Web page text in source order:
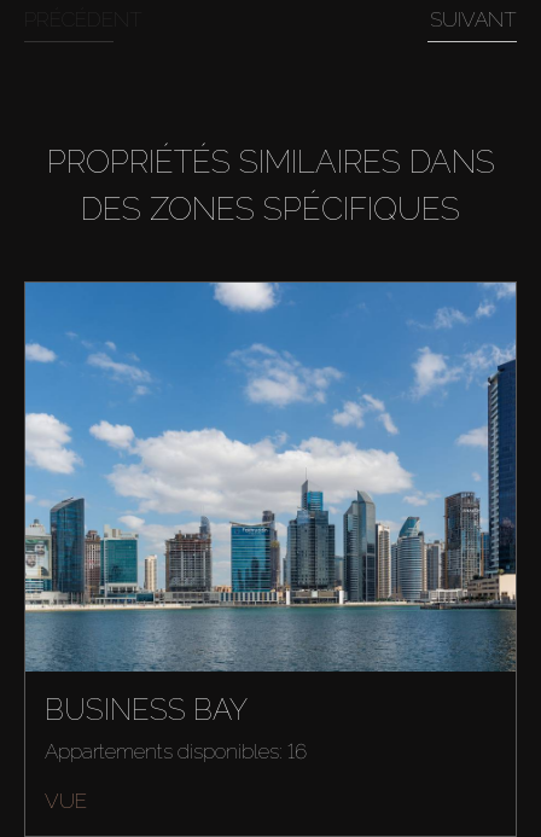
SUIVANT
PROPRIÉTÉS SIMILAIRES DANS
DES ZONES SPÉCIFIQUES
BUSINESS BAY
Appartements disponibles: 16
VUE